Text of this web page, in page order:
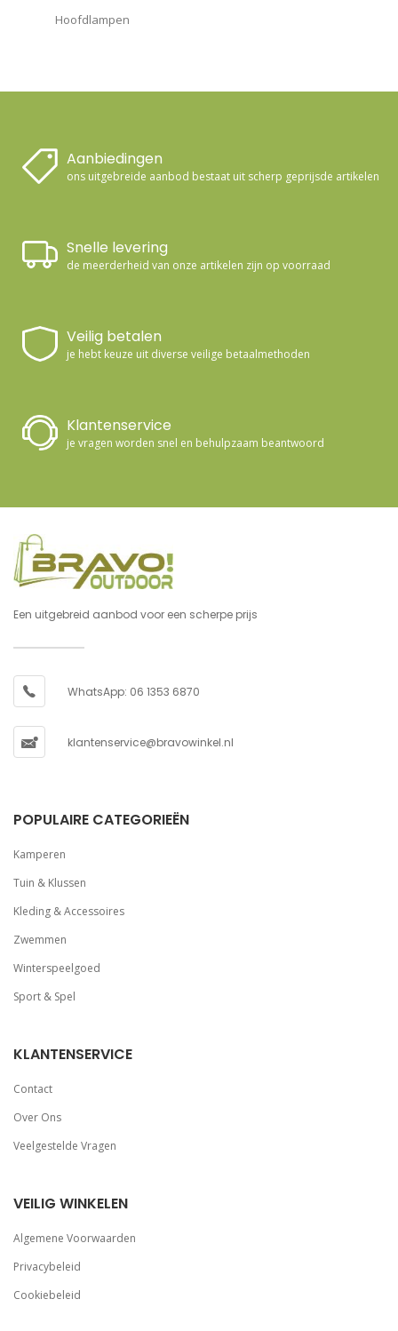
Hoofdlampen
Aanbiedingen
ons uitgebreide aanbod bestaat uit scherp geprijsde artikelen
Snelle levering
de meerderheid van onze artikelen zijn op voorraad
Veilig betalen
je hebt keuze uit diverse veilige betaalmethoden
Klantenservice
je vragen worden snel en behulpzaam beantwoord
Een uitgebreid aanbod voor een scherpe prijs
WhatsApp: 06 1353 6870
klantenservice@bravowinkel.nl
POPULAIRE CATEGORIEËN
Kamperen
Tuin & Klussen
Kleding & Accessoires
Zwemmen
Winterspeelgoed
Sport & Spel
KLANTENSERVICE
Contact
Over Ons
Veelgestelde Vragen
VEILIG WINKELEN
Algemene Voorwaarden
Privacybeleid
Cookiebeleid